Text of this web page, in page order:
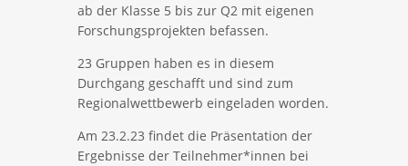
ab der Klasse 5 bis zur Q2 mit eigenen
Forschungsprojekten befassen.
23 Gruppen haben es in diesem
Durchgang geschafft und sind zum
Regionalwettbewerb eingeladen worden.
Am 23.2.23 findet die Präsentation der
Ergebnisse der Teilnehmer*innen bei